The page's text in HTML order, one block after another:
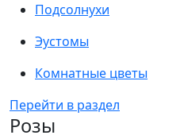
Подсолнухи
Эустомы
Комнатные цветы
Перейти в раздел
Розы